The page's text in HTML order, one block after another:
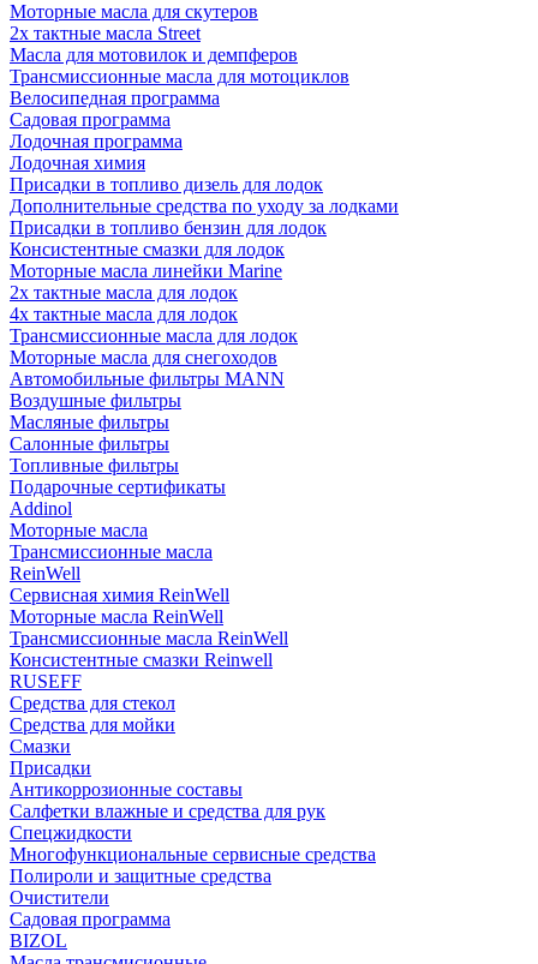
Моторные масла для скутеров
2х тактные масла Street
Масла для мотовилок и демпферов
Трансмиссионные масла для мотоциклов
Велосипедная программа
Садовая программа
Лодочная программа
Лодочная химия
Присадки в топливо дизель для лодок
Дополнительные средства по уходу за лодками
Присадки в топливо бензин для лодок
Консистентные смазки для лодок
Моторные масла линейки Marine
2х тактные масла для лодок
4х тактные масла для лодок
Трансмиссионные масла для лодок
Моторные масла для снегоходов
Автомобильные фильтры MANN
Воздушные фильтры
Масляные фильтры
Салонные фильтры
Топливные фильтры
Подарочные сертификаты
Addinol
Моторные масла
Трансмиссионные масла
ReinWell
Сервисная химия ReinWell
Моторные масла ReinWell
Трансмиссионные масла ReinWell
Консистентные смазки Reinwell
RUSEFF
Средства для стекол
Средства для мойки
Смазки
Присадки
Антикоррозионные составы
Салфетки влажные и средства для рук
Спецжидкости
Многофункциональные сервисные средства
Полироли и защитные средства
Очистители
Садовая программа
BIZOL